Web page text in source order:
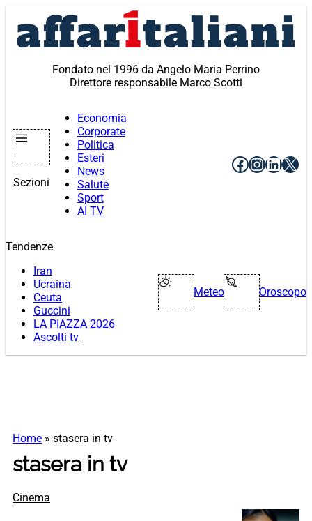
contenuto
Fondato nel 1996 da Angelo Maria Perrino
Direttore responsabile Marco Scotti
Sezioni
Economia
Corporate
Politica
Esteri
News
Salute
Sport
AI TV
Facebook
X
Tendenze
Iran
Ucraina
Ceuta
Guccini
LA PIAZZA 2026
Ascolti tv
Meteo Oroscopo
Home » stasera in tv
stasera in tv
Cinema